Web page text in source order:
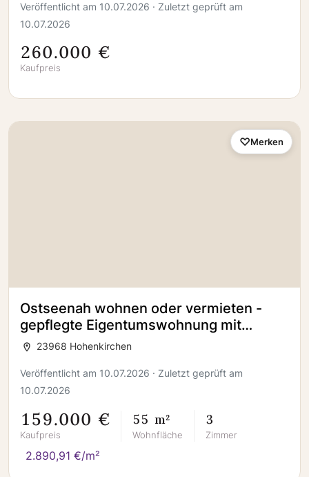
Veröffentlicht am 10.07.2026 · Zuletzt geprüft am
10.07.2026
260.000 €
Kaufpreis
Ostseenah wohnen oder vermieten -
gepflegte Eigentumswohnung mit
Terrasse
23968 Hohenkirchen
Veröffentlicht am 10.07.2026 · Zuletzt geprüft am
10.07.2026
159.000 €
Kaufpreis
55 m²
Wohnfläche
3
Zimmer
2.890,91 €/m²
Merken